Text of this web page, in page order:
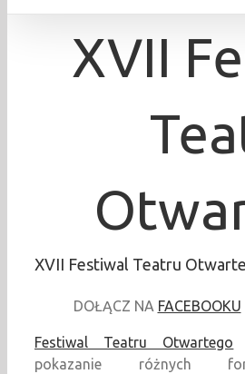
XVII
XVII Festiwal Teatru
DOŁĄCZ NA FACEBOOKU
Festiwal Teatru Otwartego
pokazanie różnych